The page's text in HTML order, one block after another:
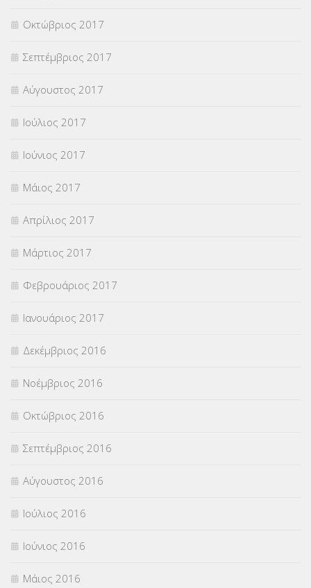
Οκτώβριος 2017
Σεπτέμβριος 2017
Αύγουστος 2017
Ιούλιος 2017
Ιούνιος 2017
Μάιος 2017
Απρίλιος 2017
Μάρτιος 2017
Φεβρουάριος 2017
Ιανουάριος 2017
Δεκέμβριος 2016
Νοέμβριος 2016
Οκτώβριος 2016
Σεπτέμβριος 2016
Αύγουστος 2016
Ιούλιος 2016
Ιούνιος 2016
Μάιος 2016